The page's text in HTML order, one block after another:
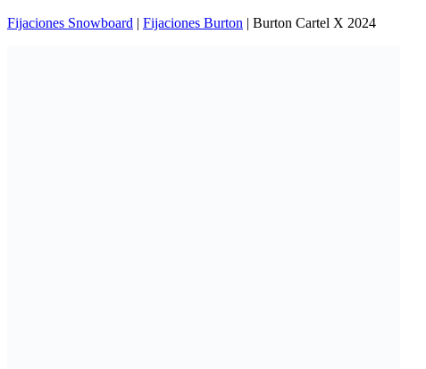
Fijaciones Snowboard | Fijaciones Burton | Burton Cartel X 2024